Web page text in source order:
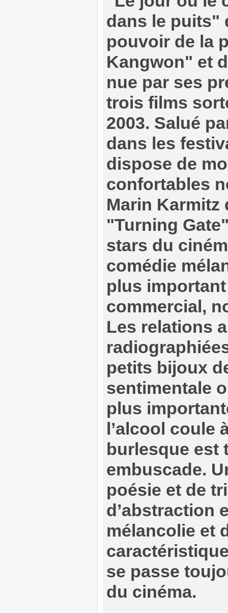
dans le puits"
pouvoir de la
Kangwon" et
nue par ses
trois films
2003. Salué
dans les
dispose de
confortables
Marin
"Turning
stars du
comédie
plus
commercial,
Les relations
petits bijoux
sentimentale
plus
l’alcool coule
burlesque est
embuscade.
poésie et de
d’abstraction
mélancolie et
se passe
du cinéma.